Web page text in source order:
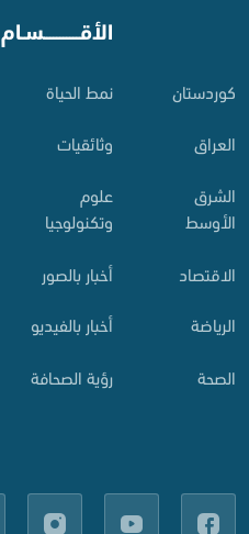
کوردستان
العراق
الشرق
الأوسط
الاقتصاد
الرياضة
الصحة
الأقـــــــــــسـام
نمط الحياة
وثائقيات
علوم
وتكنولوجيا
أخبار بالصور
أخبار بالفيديو
رؤية الصحافة